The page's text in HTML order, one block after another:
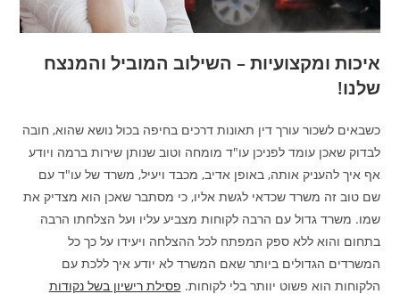
איכות ומקצועיות – השילוב המוביל והמנצח
שלנו!
כשבאים לשכור עורך דין תאונות דרכים בחיפה בכול נושא שהוא, חובה
לבדוק שאכן עומד לפניכן עו"ד מומחה וטוב שנותן שירות ברמה ויודע
אף איך להעניק אותה, באופן אדיב, מכבד ויעיל, משרד של עו"ד עם
שם טוב זה משרד שכדאי לגשת אליו, כי מסתבר שאכן הוא מצדיק את
שמו. משרד גדול עם הרבה לקוחות מצביע עליו ועל הצלחתו הרבה
בתחום והוא ללא ספק המפתח לכל ההצלחה ויעידו על כך כל
המשרדים הגדולים ביותר שאם המשרד לא יודע איך ללכת עם
הלקוחות הוא פשוט יוותר בלי לקוחות. פסילת רישיון בשל נקודות